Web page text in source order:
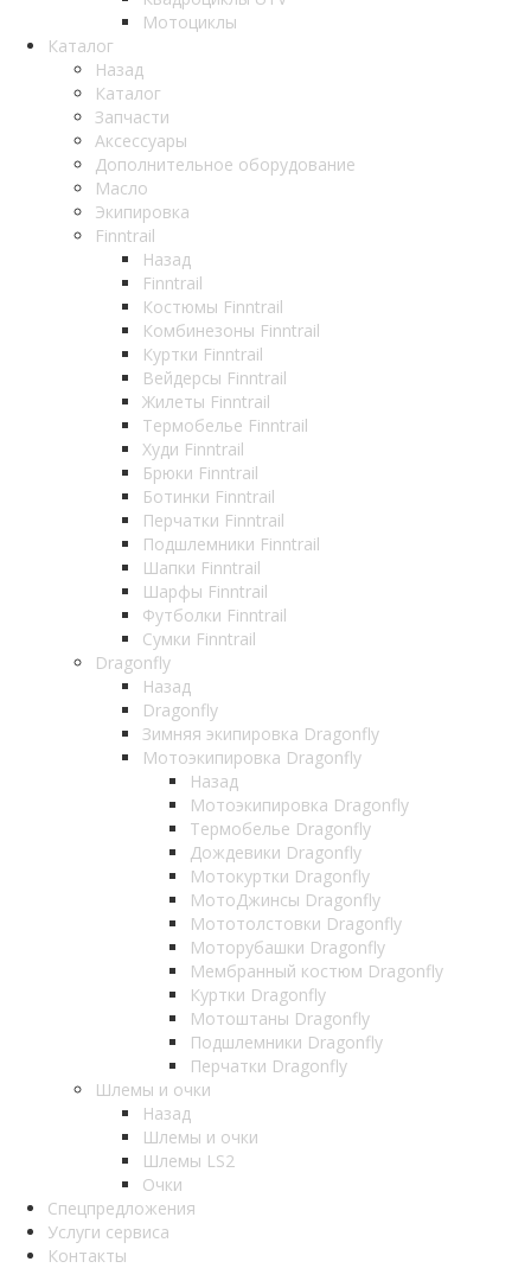
Мотоциклы
Каталог
Назад
Каталог
Запчасти
Аксессуары
Дополнительное оборудование
Масло
Экипировка
Finntrail
Назад
Finntrail
Костюмы Finntrail
Комбинезоны Finntrail
Куртки Finntrail
Вейдерсы Finntrail
Жилеты Finntrail
Термобелье Finntrail
Худи Finntrail
Брюки Finntrail
Ботинки Finntrail
Перчатки Finntrail
Подшлемники Finntrail
Шапки Finntrail
Шарфы Finntrail
Футболки Finntrail
Сумки Finntrail
Dragonfly
Назад
Dragonfly
Зимняя экипировка Dragonfly
Мотоэкипировка Dragonfly
Назад
Мотоэкипировка Dragonfly
Термобелье Dragonfly
Дождевики Dragonfly
Мотокуртки Dragonfly
МотоДжинсы Dragonfly
Мототолстовки Dragonfly
Моторубашки Dragonfly
Мембранный костюм Dragonfly
Куртки Dragonfly
Мотоштаны Dragonfly
Подшлемники Dragonfly
Перчатки Dragonfly
Шлемы и очки
Назад
Шлемы и очки
Шлемы LS2
Очки
Спецпредложения
Услуги сервиса
Контакты